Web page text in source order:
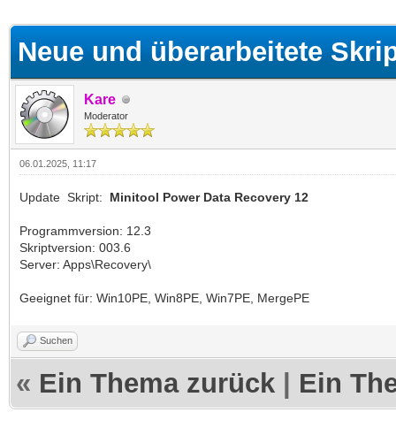
Neue und überarbeitete
Kare
Moderator
06.01.2025, 11:17
Update Skript: Minitool Power Data Recovery 12
Programmversion: 12.3
Skriptversion: 003.6
Server: Apps\Recovery\
Geeignet für: Win10PE, Win8PE, Win7PE, MergePE
Suchen
« Ein Thema zurück Ein